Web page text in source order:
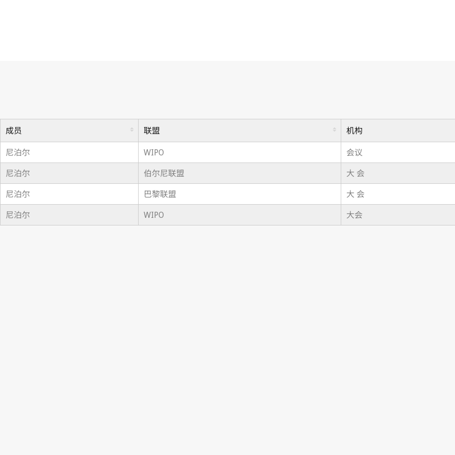
成员 联盟
机构
尼泊尔
WIPO
会议
尼泊尔
伯尔尼联盟
大 会
尼泊尔
巴黎联盟
大 会
尼泊尔
WIPO 大会